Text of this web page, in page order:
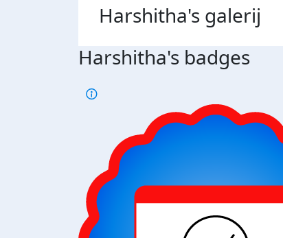
Harshitha's galerij
Harshitha's badges